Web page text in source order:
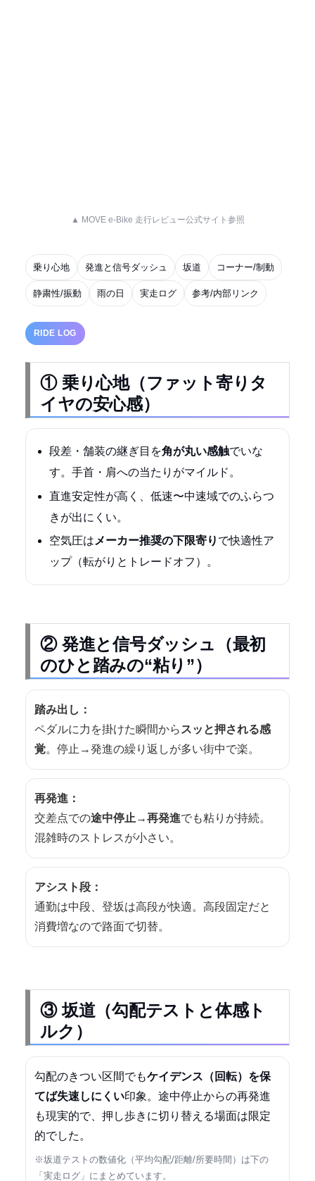
▲ MOVE e-Bike 走行レビュー公式サイト参照
乗り心地 発進と信号ダッシュ 坂道 コーナー/制動
静粛性/振動 雨の日 実走ログ 参考/内部リンク
RIDE LOG
① 乗り心地（ファット寄りタ
イヤの安心感）
段差・舗装の継ぎ目を角が丸い感触でいな
す。手首・肩への当たりがマイルド。
直進安定性が高く、低速〜中速域でのふらつ
きが出にくい。
空気圧は メーカー推奨の下限寄り で快適性ア
ップ（転がりとトレードオフ）。
② 発進と信号ダッシュ（最初
のひと踏みの“粘り”）
踏み出し：
ペダルに力を掛けた瞬間から スッと押される感
覚。停止→発進の繰り返しが多い街中で楽。
再発進：
交差点での途中停止→再発進でも粘りが持続。
混雑時のストレスが小さい。
アシスト段：
通勤は中段、登坂は高段が快適。高段固定だと
消費増なので路面で切替。
③ 坂道（勾配テストと体感ト
ルク）
勾配のきつい区間でもケイデンス（回転）を保
てば失速しにくい印象。途中停止からの再発進
も現実的で、押し歩きに切り替える場面は限定
的でした。
※坂道テストの数値化（平均勾配/距離/所要時間）は下の
「実走ログ」にまとめています。